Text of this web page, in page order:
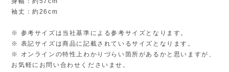
袖丈：約26cm
※ 参考サイズは当社基準による参考サイズとなります。
※ 表記サイズは商品に記載されているサイズとなります。
※ オンラインの特性上わかりづらい箇所があるかと思いますが、
お気軽にお問い合わせくださいませ。